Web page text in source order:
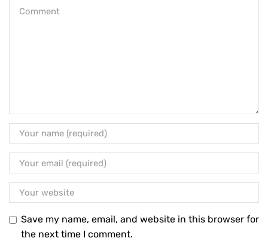
Save my name, email, and website in this browser for
the next time I comment.